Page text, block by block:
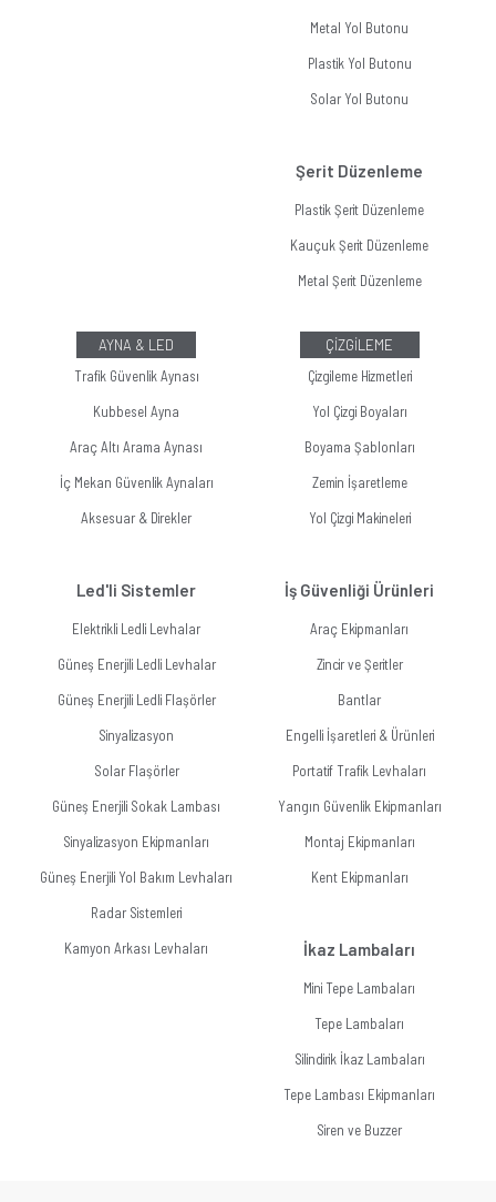
Metal Yol Butonu
Plastik Yol Butonu
Solar Yol Butonu
Şerit Düzenleme
Plastik Şerit Düzenleme
Kauçuk Şerit Düzenleme
Metal Şerit Düzenleme
AYNA & LED
Trafik Güvenlik Aynası
Kubbesel Ayna
Araç Altı Arama Aynası
İç Mekan Güvenlik Aynaları
Aksesuar & Direkler
Led'li Sistemler
Elektrikli Ledli Levhalar
Güneş Enerjili Ledli Levhalar
Güneş Enerjili Ledli Flaşörler
Sinyalizasyon
Solar Flaşörler
Güneş Enerjili Sokak Lambası
Sinyalizasyon Ekipmanları
Güneş Enerjili Yol Bakım Levhaları
Radar Sistemleri
Kamyon Arkası Levhaları
ÇİZGİLEME
Çizgileme Hizmetleri
Yol Çizgi Boyaları
Boyama Şablonları
Zemin İşaretleme
Yol Çizgi Makineleri
İş Güvenliği Ürünleri
Araç Ekipmanları
Zincir ve Şeritler
Bantlar
Engelli İşaretleri & Ürünleri
Portatif Trafik Levhaları
Yangın Güvenlik Ekipmanları
Montaj Ekipmanları
Kent Ekipmanları
İkaz Lambaları
Mini Tepe Lambaları
Tepe Lambaları
Silindirik İkaz Lambaları
Tepe Lambası Ekipmanları
Siren ve Buzzer